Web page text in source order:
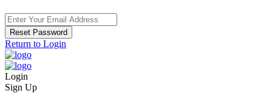
Reset Password
Return to Login
Login
Sign Up